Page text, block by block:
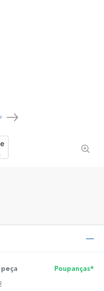
Poupanças*